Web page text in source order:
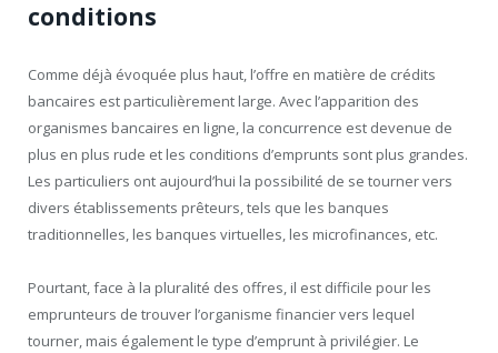
conditions
Comme déjà évoquée plus haut, l’offre en matière de crédits
bancaires est particulièrement large. Avec l’apparition des
organismes bancaires en ligne, la concurrence est devenue de
plus en plus rude et les conditions d’emprunts sont plus grandes.
Les particuliers ont aujourd’hui la possibilité de se tourner vers
divers établissements prêteurs, tels que les banques
traditionnelles, les banques virtuelles, les microfinances, etc.
Pourtant, face à la pluralité des offres, il est difficile pour les
emprunteurs de trouver l’organisme financier vers lequel
tourner, mais également le type d’emprunt à privilégier. Le